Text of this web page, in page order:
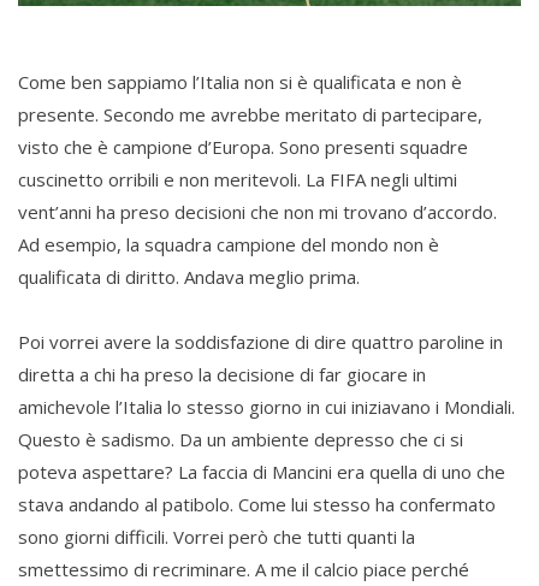
Come ben sappiamo l’Italia non si è qualificata e non è
presente. Secondo me avrebbe meritato di partecipare,
visto che è campione d’Europa. Sono presenti squadre
cuscinetto orribili e non meritevoli. La FIFA negli ultimi
vent’anni ha preso decisioni che non mi trovano d’accordo.
Ad esempio, la squadra campione del mondo non è
qualificata di diritto. Andava meglio prima.
Poi vorrei avere la soddisfazione di dire quattro paroline in
diretta a chi ha preso la decisione di far giocare in
amichevole l’Italia lo stesso giorno in cui iniziavano i Mondiali.
Questo è sadismo. Da un ambiente depresso che ci si
poteva aspettare? La faccia di Mancini era quella di uno che
stava andando al patibolo. Come lui stesso ha confermato
sono giorni difficili. Vorrei però che tutti quanti la
smettessimo di recriminare. A me il calcio piace perché